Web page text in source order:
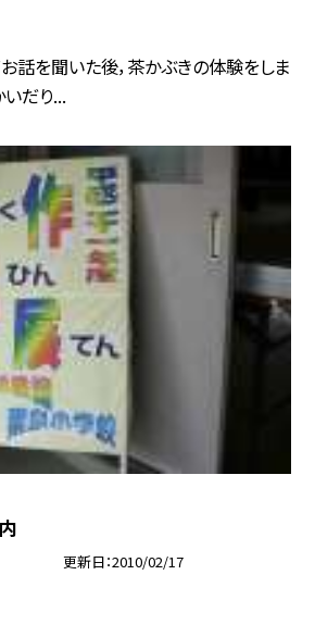
話を聞いた後，茶かぶきの体験をしま
いだり...
更新日 2010/02/17